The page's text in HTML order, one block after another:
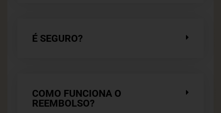
É SEGURO?
COMO FUNCIONA O
REEMBOLSO?